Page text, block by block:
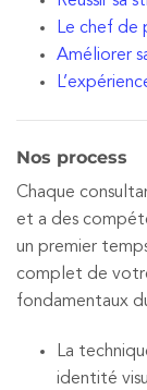
Le chef de
Améliorer
Nos process
Chaque
et a des
un premier
complet de
fondamentaux
La
identité